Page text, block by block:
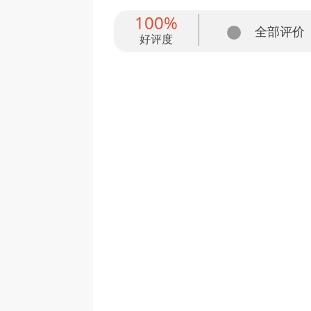
100%
好评度 全部评价